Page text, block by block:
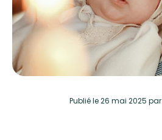
Publiéle 26 mai 2025 par